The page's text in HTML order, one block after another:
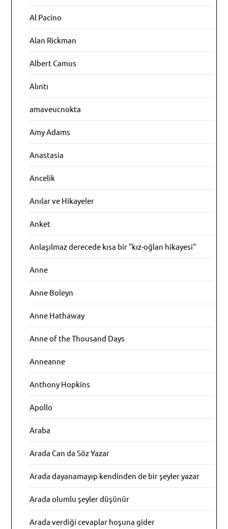
Al Pacino
Alan Rickman
Albert Camus
Alıntı
amaveucnokta
Amy Adams
Anastasia
Ancelik
Anılar ve Hikayeler
Anket
Anlaşılmaz derecede kısa bir "kız-oğlan hikayesi"
Anne
Anne Boleyn
Anne Hathaway
Anne of the Thousand Days
Anneanne
Anthony Hopkins
Apollo
Araba
Arada Can da Söz Yazar
Arada dayanamayıp kendinden de bir şeyler yazar
Arada olumlu şeyler düşünür
Arada verdiği cevaplar hoşuna gider